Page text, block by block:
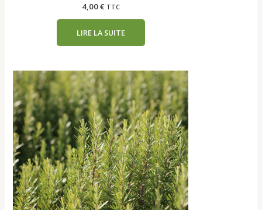
4,00€ TTC
LIRE LA SUITE